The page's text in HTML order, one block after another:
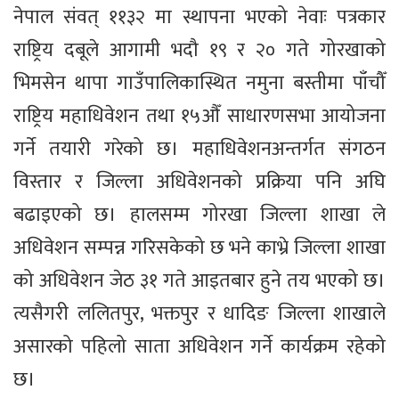
नेपाल संवत् ११३२ मा स्थापना भएको नेवाः पत्रकार
राष्ट्रिय दबूले आगामी भदौ १९ र २० गते गोरखाको
भिमसेन थापा गाउँपालिकास्थित नमुना बस्तीमा पाँचौँ
राष्ट्रिय महाधिवेशन तथा १५औँ साधारणसभा आयोजना
गर्ने तयारी गरेको छ। महाधिवेशनअन्तर्गत संगठन
विस्तार र जिल्ला अधिवेशनको प्रक्रिया पनि अघि
बढाइएको छ। हालसम्म गोरखा जिल्ला शाखा ले
अधिवेशन सम्पन्न गरिसकेको छ भने काभ्रे जिल्ला शाखा
को अधिवेशन जेठ ३१ गते आइतबार हुने तय भएको छ।
त्यसैगरी ललितपुर, भक्तपुर र धादिङ जिल्ला शाखाले
असारको पहिलो साता अधिवेशन गर्ने कार्यक्रम रहेको
छ।